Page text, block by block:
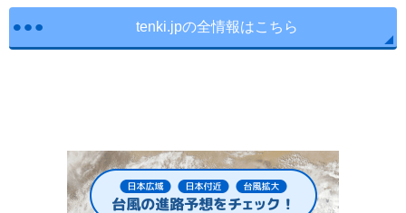
tenki.jpの全情報はこちら